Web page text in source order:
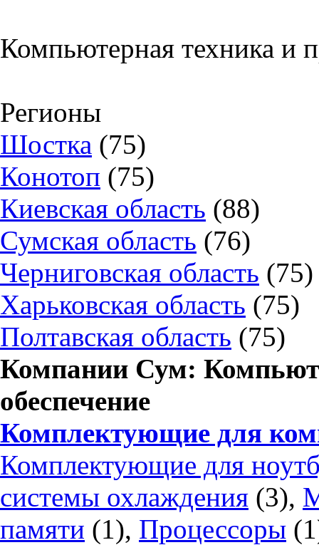
Компьютерная техника и
Регионы
Шостка (75)
Конотоп (75)
Киевская область (88)
Сумская область (76)
Черниговская область (75)
Харьковская область (75)
Полтавская область (75)
Компании Сум:
обеспечение
Комплектующие для
Комплектующие для
системы охлаждения (3),
памяти (1), Процессоры